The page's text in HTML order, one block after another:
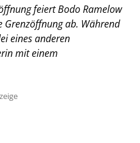
feiert Bodo Ramelow
Grenzöffnung ab. Während
eines anderen
mit einem